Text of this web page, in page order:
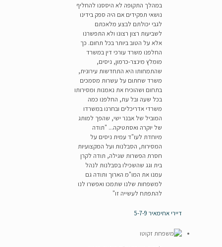
במהלך התקופה לא היססנו להחליף
נושאי תפקידים אם היה ספק בידינו
לגבי יכולתם לבצע מלאכתם
לשביעות רצון רצונו ולא התפשרנו
אלא על הטוב ביותר בכל תחום. כך
החלפנו משרד עורכי דין במשרד
מומלץ מינצר-כרמון, ניסים,
שהתמחותו היא התחדשות עירונית,
משרד שחתום על עשרות מסמכים
בתחום ושהוכיח את נאמנות ומסירותו
בכל שעה ובל עת, החלפנו כמה
משרדי אדריכלים ובחרנו במשרדו
המוביל של אבנר ישי, שהפך למותג
של יוקרה ואסתטיקה... "תודה
מיוחדת לעו"ד עמית ניסים על
המסירות, הסבלנות ועל המקצועיות
חסרת הפשרות שגילה, תודה לקרן
בית וגג שהשכילו בסבלנות לנהל
עמנו את המו"מ הארוך ותודה גם
למשפחות שלנו שתמכו ואפשרו לנו
להתפתח לעשייה זו"
דיירי אחימאיר 5-7-9